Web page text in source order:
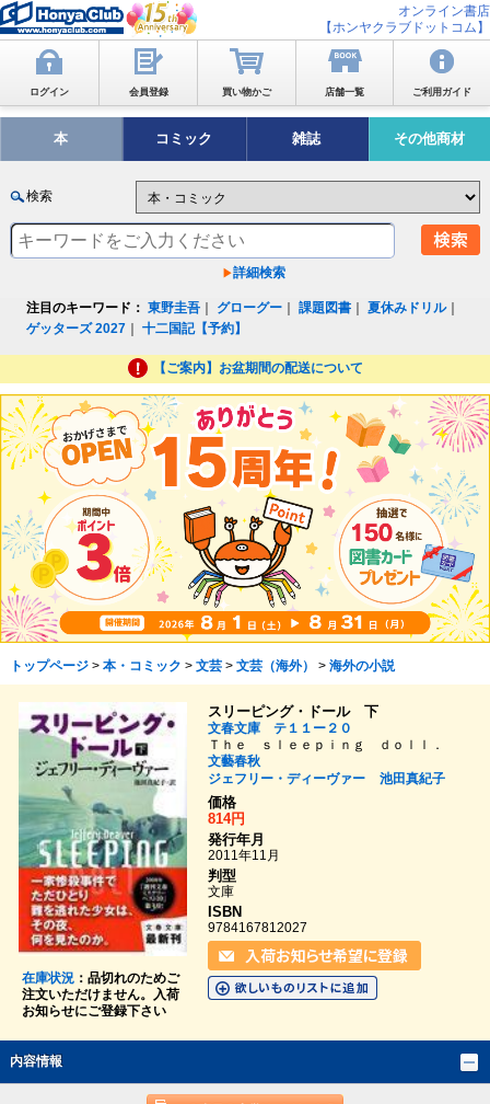
オンライン書店
【ホンヤクラブドットコム】
ログイン 会員登録 買い物かご 店舗一覧 ご利用ガイド
本 コミック 雑誌 その他商材
検索
詳細検索
注目のキーワード： 東野圭吾 グローグー ｜課題図書 ｜夏休みドリル｜
ゲッターズ 2027 ｜十二国記【予約】
【ご案内】お盆期間の配送について
トップページ> 本・コミック > 文芸> 文芸（海外） > 海外の小説
在庫状況：品切れのためご
注文いただけません。入荷
お知らせにご登録下さい
スリーピング・ドール 下
文春文庫 テ１１ー２０
Ｔｈｅ ｓｌｅｅｐｉｎｇ ｄｏｌｌ．
文藝春秋
ジェフリー・ディーヴァー
池田真紀子
価格
814円
発行年月
2011年11月
判型
文庫
ISBN
9784167812027
内容情報